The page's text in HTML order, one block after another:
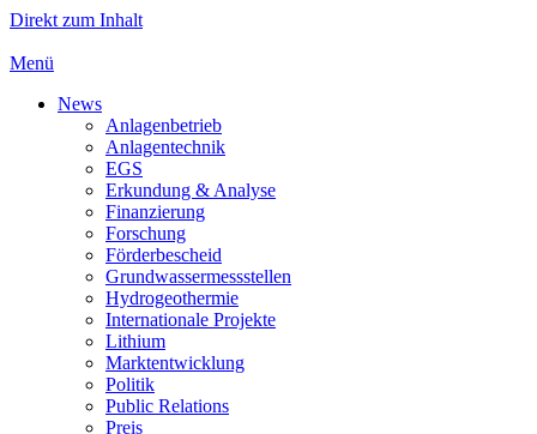
Direkt zum Inhalt
Menü
News
Anlagenbetrieb
Anlagentechnik
EGS
Erkundung & Analyse
Finanzierung
Forschung
Förderbescheid
Grundwassermessstellen
Hydrogeothermie
Internationale Projekte
Lithium
Marktentwicklung
Politik
Public Relations
Preis